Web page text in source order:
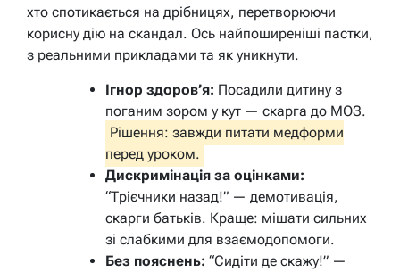
хто спотикається на дрібницях, перетворюючи
корисну дію на скандал. Ось найпоширеніші пастки,
з реальними прикладами та як уникнути.
Ігнор здоров’я: Посадили дитину з
поганим зором у кут — скарга до МОЗ.
Рішення: завжди питати медформи
перед уроком.
Дискримінація за оцінками:
“Трієчники назад!” — демотивація,
скарги батьків. Краще: мішати сильних
зі слабкими для взаємодопомоги.
Без пояснень: “Сидіти де скажу!” —